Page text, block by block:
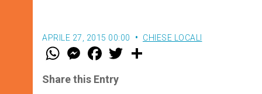
APRILE 27, 2015 00:00 CHIESE LOCALI
W
t
s
M
e
s
e
F
a
e
b
w
Share this Entry